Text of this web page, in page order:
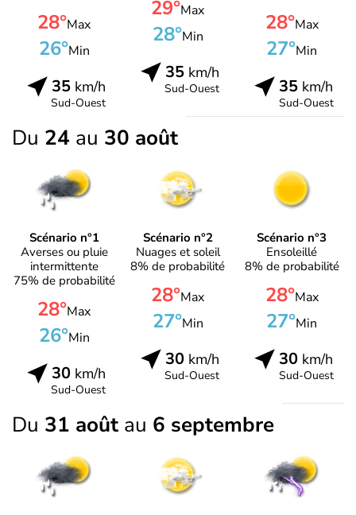
28°Max
26°Min
35km/h
Sud-Ouest
29°Max
28°Min
35km/h
Sud-Ouest
28°Max
27°Min
35 km/h
Sud-Ouest
Du 24 au 30 août
Scénario n°1
Averses ou pluie
intermittente
75% de probabilité
28°Max
26°Min
30km/h
Sud-Ouest
Scénario n°2
Nuages et soleil
8% de probabilité
28°Max
27°Min
30km/h
Sud-Ouest
Scénario n°3
Ensoleillé
8% de probabilité
28°Max
27°Min
30 km/h
Sud-Ouest
Du 31 août au 6 septembre